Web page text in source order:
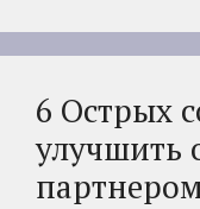
6 Острых
улучшить